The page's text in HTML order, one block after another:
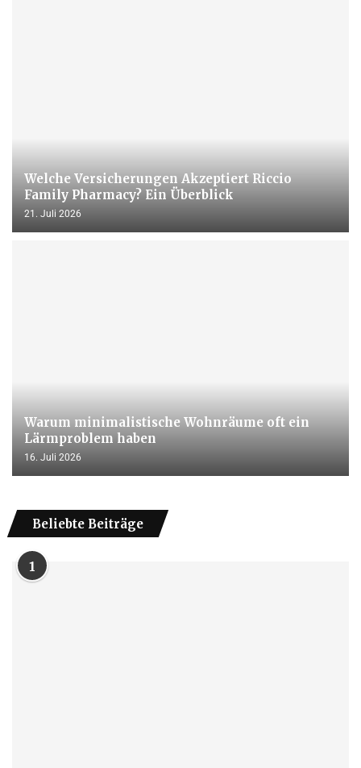
Welche Versicherungen Akzeptiert Riccio
Family Pharmacy? Ein Überblick
21. Juli 2026
Warum minimalistische Wohnräume oft ein
Lärmproblem haben
16. Juli 2026
Beliebte Beiträge
1